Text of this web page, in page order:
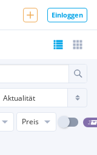
Einloggen
Preis